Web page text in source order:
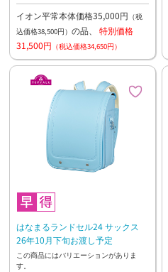
イオン平常本体価格35,000円 （税
込価格38,500円） の品、 特別価格
31,500円 （税込価格34,650円）
はなまるランドセル24 サックス
26年10月下旬お渡し予定
この商品にはバリエーションがありま
す。